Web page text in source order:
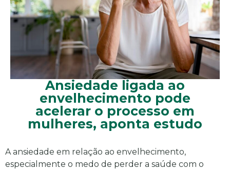
Ansiedade ligada ao
envelhecimento pode
acelerar o processo em
mulheres, aponta estudo
A ansiedade em relação ao envelhecimento,
especialmente o medo de perder a saúde com o